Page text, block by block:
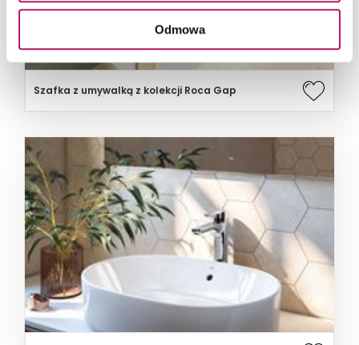
Odmowa
Szafka z umywalką z kolekcji Roca Gap